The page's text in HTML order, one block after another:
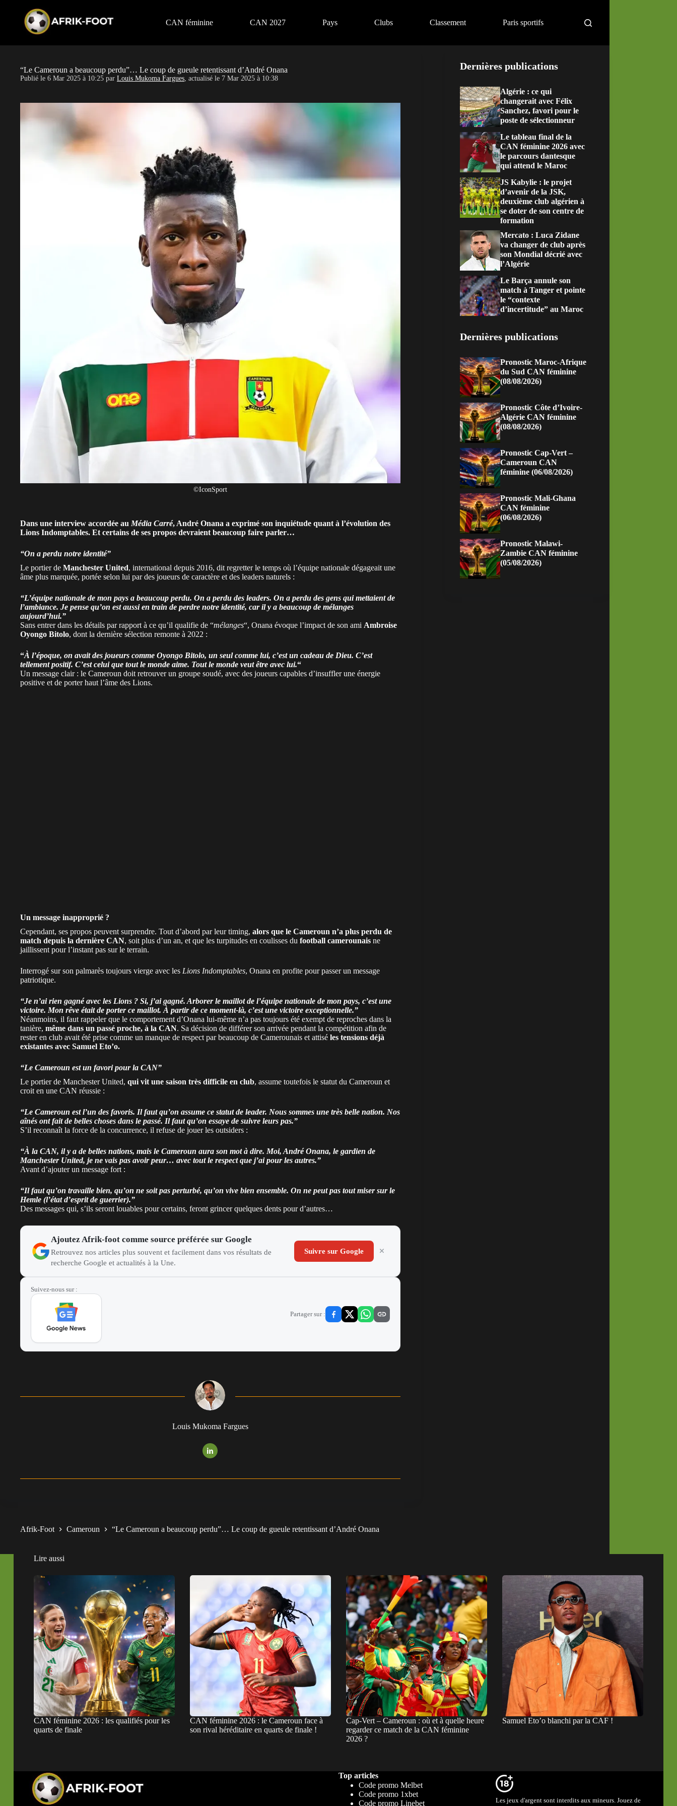
CAN féminine CAN 2027 Pays Clubs Classement Paris sportifs
“Le Cameroun a beaucoup perdu”… Le coup de gueule retentissant d’André Onana
Publié le 6 Mar 2025 à 10:25 par Louis Mukoma Fargues, actualisé le 7 Mar 2025 à 10:38
©IconSport
Dans une interview accordée au Média Carré, André Onana a exprimé son inquiétude quant à l’évolution des
Lions Indomptables. Et certains de ses propos devraient beaucoup faire parler…
“On a perdu notre identité”
Le portier de Manchester United, international depuis 2016, dit regretter le temps où l’équipe nationale dégageait une
âme plus marquée, portée selon lui par des joueurs de caractère et des leaders naturels :
“L’équipe nationale de mon pays a beaucoup perdu. On a perdu des leaders. On a perdu des gens qui mettaient de
l’ambiance. Je pense qu’on est aussi en train de perdre notre identité, car il y a beaucoup de mélanges
aujourd’hui.”
Sans entrer dans les détails par rapport à ce qu’il qualifie de “mélanges“, Onana évoque l’impact de son ami Ambroise
Oyongo Bitolo, dont la dernière sélection remonte à 2022 :
“À l’époque, on avait des joueurs comme Oyongo Bitolo, un seul comme lui, c’est un cadeau de Dieu. C’est
tellement positif. C’est celui que tout le monde aime. Tout le monde veut être avec lui.“
Un message clair : le Cameroun doit retrouver un groupe soudé, avec des joueurs capables d’insuffler une énergie
positive et de porter haut l’âme des Lions.
Un message inapproprié ?
Cependant, ses propos peuvent surprendre. Tout d’abord par leur timing, alors que le Cameroun n’a plus perdu de
match depuis la dernière CAN, soit plus d’un an, et que les turpitudes en coulisses du football camerounais ne
jaillissent pour l’instant pas sur le terrain.
Interrogé sur son palmarès toujours vierge avec les Lions Indomptables, Onana en profite pour passer un message
patriotique.
“Je n’ai rien gagné avec les Lions ? Si, j’ai gagné. Arborer le maillot de l’équipe nationale de mon pays, c’est une
victoire. Mon rêve était de porter ce maillot. À partir de ce moment-là, c’est une victoire exceptionnelle.”
Néanmoins, il faut rappeler que le comportement d’Onana lui-même n’a pas toujours été exempt de reproches dans la
tanière, même dans un passé proche, à la CAN. Sa décision de différer son arrivée pendant la compétition afin de
rester en club avait été prise comme un manque de respect par beaucoup de Camerounais et attisé les tensions déjà
existantes avec Samuel Eto’o.
“Le Cameroun est un favori pour la CAN”
Le portier de Manchester United, qui vit une saison très difficile en club, assume toutefois le statut du Cameroun et
croit en une CAN réussie :
“Le Cameroun est l’un des favoris. Il faut qu’on assume ce statut de leader. Nous sommes une très belle nation. Nos
aînés ont fait de belles choses dans le passé. Il faut qu’on essaye de suivre leurs pas.”
S’il reconnaît la force de la concurrence, il refuse de jouer les outsiders :
“À la CAN, il y a de belles nations, mais le Cameroun aura son mot à dire. Moi, André Onana, le gardien de
Manchester United, je ne vais pas avoir peur… avec tout le respect que j’ai pour les autres.”
Avant d’ajouter un message fort :
“Il faut qu’on travaille bien, qu’on ne soit pas perturbé, qu’on vive bien ensemble. On ne peut pas tout miser sur le
Hemle (l’état d’esprit de guerrier).”
Des messages qui, s’ils seront louables pour certains, feront grincer quelques dents pour d’autres…
Ajoutez Afrik-foot comme source préférée sur Google
Retrouvez nos articles plus souvent et facilement dans vos résultats de
recherche Google et actualités à la Une.
Suivre sur Google
Suivez-nous sur :
Partager sur :
Louis Mukoma Fargues
Dernières publications
Algérie : ce qui
changerait avec Félix
Sanchez, favori pour le
poste de sélectionneur
Le tableau final de la
CAN féminine 2026 avec
le parcours dantesque
qui attend le Maroc
JS Kabylie : le projet
d’avenir de la JSK,
deuxième club algérien à
se doter de son centre de
formation
Mercato : Luca Zidane
va changer de club après
son Mondial décrié avec
l’Algérie
Le Barça annule son
match à Tanger et pointe
le “contexte
d’incertitude” au Maroc
Dernières publications
Pronostic Maroc-Afrique
du Sud CAN féminine
(08/08/2026)
Pronostic Côte d’Ivoire-
Algérie CAN féminine
(08/08/2026)
Pronostic Cap-Vert –
Cameroun CAN
féminine (06/08/2026)
Pronostic Mali-Ghana
CAN féminine
(06/08/2026)
Pronostic Malawi-
Zambie CAN féminine
(05/08/2026)
Afrik-Foot Cameroun “Le Cameroun a beaucoup perdu”… Le coup de gueule retentissant d’André Onana
Lire aussi
CAN féminine 2026 : les qualifiés pour les
quarts de finale
CAN féminine 2026 : le Cameroun face à
son rival héréditaire en quarts de finale !
Cap-Vert – Cameroun : où et à quelle heure
regarder ce match de la CAN féminine
2026 ?
Samuel Eto’o blanchi par la CAF !
Top articles
Code promo Melbet
Code promo 1xbet
Code promo Linebet
Les jeux d'argent sont interdits aux mineurs. Jouez de